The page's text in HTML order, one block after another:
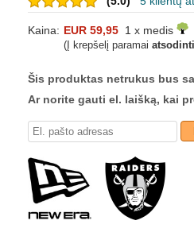
Kaina: EUR 59,95 1 x medis
(Į krepšelį paramai
Šis produktas netrukus bus
Ar norite gauti el. laišką, kai